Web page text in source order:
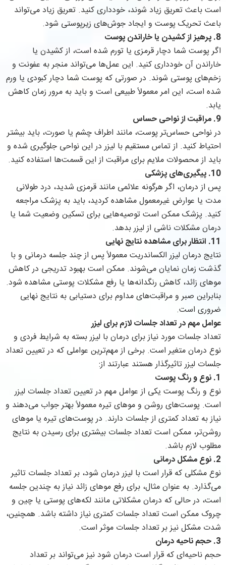
است باعث تعریق زیاد شوند، خودداری کنید. تعریق زیاد می‌تواند
باعث تحریک پوست و ایجاد جوش‌های زیرپوستی شود.
8. پرهیز از کشیدن یا خاراندن پوست
اگر پوست شما دچار قرمزی یا تورم شده است، از کشیدن یا
خاراندن آن خودداری کنید. این عمل‌ها می‌تواند منجر به عفونت و
زخم‌های پوستی شوند. در صورتی که پوست شما دچار کبودی یا ورم
شده است، این امر معمولاً طبیعی است و باید به مرور زمان کاهش
یابد.
9. مراقبت از نواحی حساس
در نواحی حساس‌تر پوست، مانند اطراف چشم یا صورت، باید بیشتر
احتیاط کنید. از تماس مستقیم با لیزر در این نواحی جلوگیری شده و
باید از محصولات ملایم برای مراقبت از این قسمت‌ها استفاده کنید.
10. پیگیری‌های پزشکی
پس از درمان، اگر هرگونه علائمی مانند قرمزی شدید، درد طولانی
مدت یا عوارض غیرمعمول مشاهده کردید، باید به پزشک مراجعه
کنید. پزشک ممکن است توصیه‌هایی برای تسکین وضعیت شما یا
درمان مشکلات ناشی از لیزر بدهد.
11. انتظار برای مشاهده نتایج نهایی
نتایج درمان لیزر الکساندریت معمولاً پس از چند جلسه درمانی و با
گذشت زمان نمایان می‌شوند. ممکن است بهبود تدریجی در کاهش
موهای زائد، کاهش رنگدانه‌ها یا رفع مشکلات پوستی مشاهده شود.
بنابراین صبر و مراقبت‌های مداوم برای دستیابی به نتایج نهایی
ضروری است.
عوامل مهم در تعداد جلسات لازم برای ليزر
تعداد جلسات مورد نیاز برای درمان با لیزر بسته به شرایط فردی و
نوع درمان متغیر است. برخی از مهم‌ترین عواملی که در تعیین تعداد
جلسات لیزر تاثیرگذار هستند عبارتند از:
1. نوع و رنگ پوست
نوع و رنگ پوست یکی از عوامل مهم در تعیین تعداد جلسات لیزر
است. پوست‌های روشن و موهای تیره معمولاً بهتر جواب می‌دهند و
نیاز به تعداد کمتری از جلسات دارند. در پوست‌های تیره یا موهای
روشن‌تر، ممکن است تعداد جلسات بیشتری برای رسیدن به نتایج
مطلوب لازم باشد.
2. نوع مشکل درمانی
نوع مشکلی که قرار است با لیزر درمان شود، بر تعداد جلسات تاثیر
می‌گذارد. به عنوان مثال، برای رفع موهای زائد نیاز به چندین جلسه
است، در حالی که درمان مشکلاتی مانند لکه‌های پوستی یا چین و
چروک ممکن است تعداد جلسات کمتری نیاز داشته باشد. همچنین،
شدت مشکل نیز بر تعداد جلسات موثر است.
3. حجم ناحیه درمان
حجم ناحیه‌ای که قرار است درمان شود نیز می‌تواند بر تعداد